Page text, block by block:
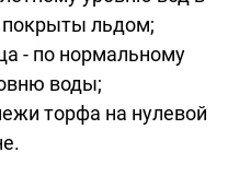
покрыты льдом;
- по нормальному
воды;
торфа на нулевой